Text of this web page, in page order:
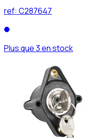
ref: C287647
Plus que 3 en stock